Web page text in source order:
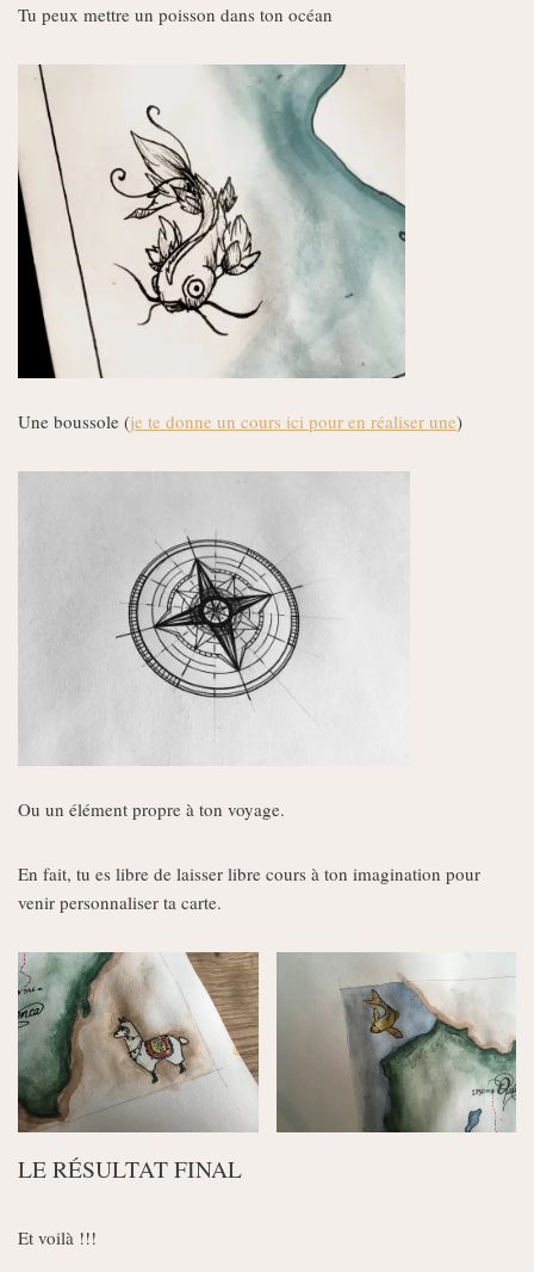
Tu peux mettre un poisson dans ton océan
Une boussole (je te donne un cours ici pour en réaliser une)
Ou un élément propre à ton voyage.
En fait, tu es libre de laisser libre cours à ton imagination pour
venir personnaliser ta carte.
LE RÉSULTAT FINAL
Et voilà !!!